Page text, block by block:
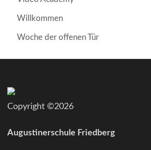
Willkommen
Woche der offenen Tür
Copyright ©2026
Augustinerschule Friedberg